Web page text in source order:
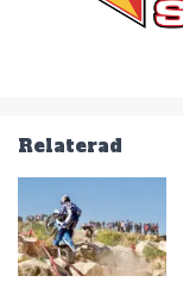
Relaterad